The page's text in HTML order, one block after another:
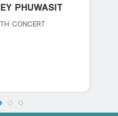
PHUWASIT
CONCERT